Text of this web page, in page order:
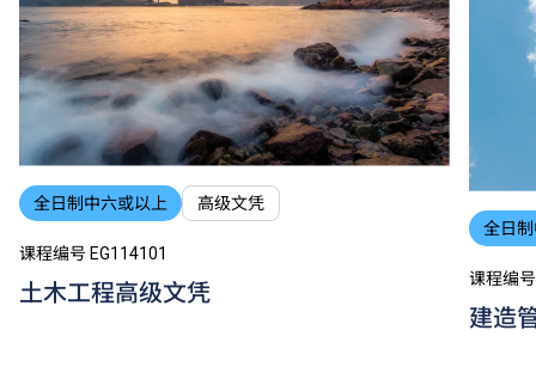
全日制中六或以上 高级文凭
课程编号 EG114101
土木工程高级文凭
全日
课程编
建造